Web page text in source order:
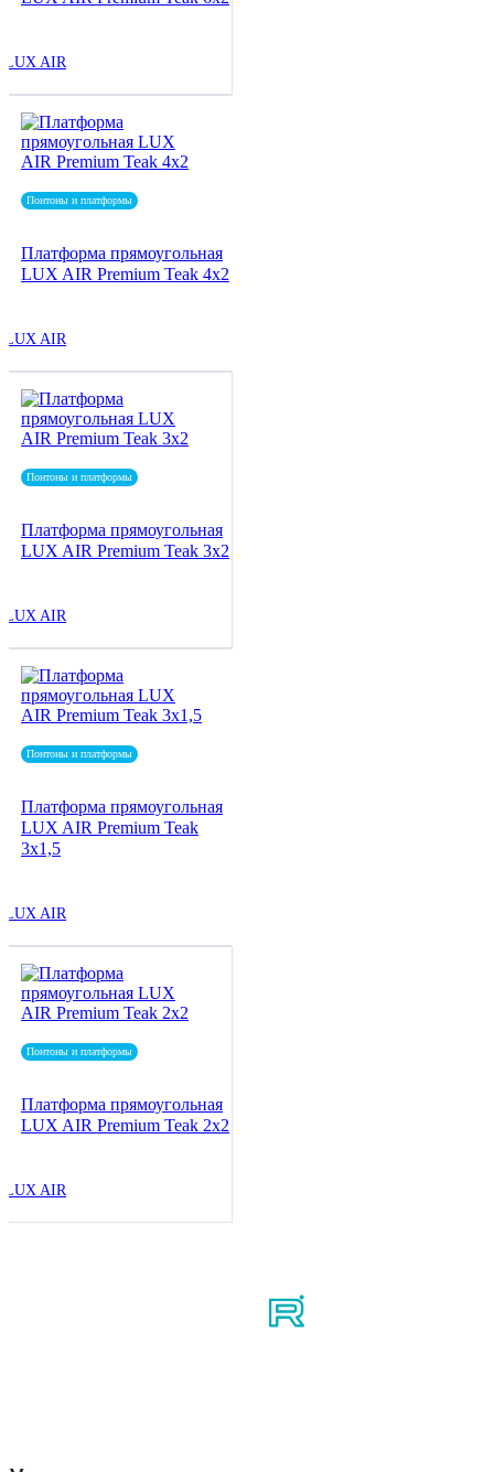
LUX AIR
Понтоны и платформы
Платформа прямоугольная
LUX AIR Premium Teak 4x2
LUX AIR
Понтоны и платформы
Платформа прямоугольная
LUX AIR Premium Teak 3x2
LUX AIR
Понтоны и платформы
Платформа прямоугольная
LUX AIR Premium Teak
3x1,5
LUX AIR
Понтоны и платформы
Платформа прямоугольная
LUX AIR Premium Teak 2x2
LUX AIR